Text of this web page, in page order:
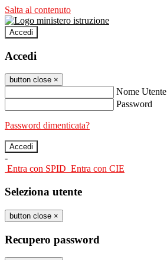
Salta al contenuto
Accedi
Accedi
button close ×
Nome Utente
Password
Password dimenticata?
-
Entra con SPID Entra con CIE
Seleziona utente
button close ×
Recupero password